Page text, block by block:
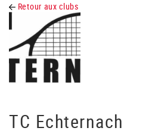
Retour aux clubs
TC Echternach